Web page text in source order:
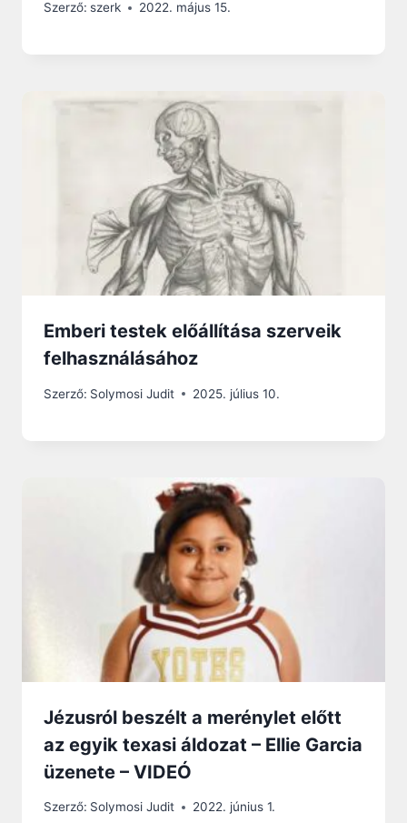
Szerző: szerk 2022. május 15.
Emberi testek előállítása szerveik
felhasználásához
Szerző: Solymosi Judit 2025. július 10.
Jézusról beszélt a merénylet előtt
az egyik texasi áldozat – Ellie Garcia
üzenete – VIDEÓ
Szerző: Solymosi Judit 2022. június 1.